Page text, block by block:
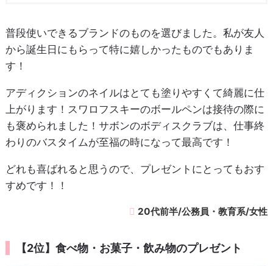
普段使いできるブランドのものを選びました。私が友人
から誕生日にもらって特に嬉しかったものでもありま
す！
アディクションのネイルはとても塗りやすくて綺麗に仕
上がります！スワロフスキーのボールペンは接待の際に
も褒められました！サボンのボディスクラブは、仕事終
わりのバスタイムが至福の時になって最高です！
どれも喜ばれると思うので、プレゼントにとってもおす
すめです！！
20代前半/公務員・教育系/女性
【2位】食べ物・お菓子・飲み物のプレゼント